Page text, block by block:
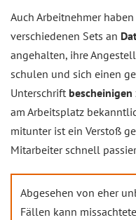
Auch Arbeitnehmer
verschiedenen Sets an
angehalten, ihre
schulen und sich einen
Unterschrift bescheinigen
am Arbeitsplatz
mitunter ist ein Verstoß
Mitarbeiter schnell
Abgesehen von eher
Fällen kann